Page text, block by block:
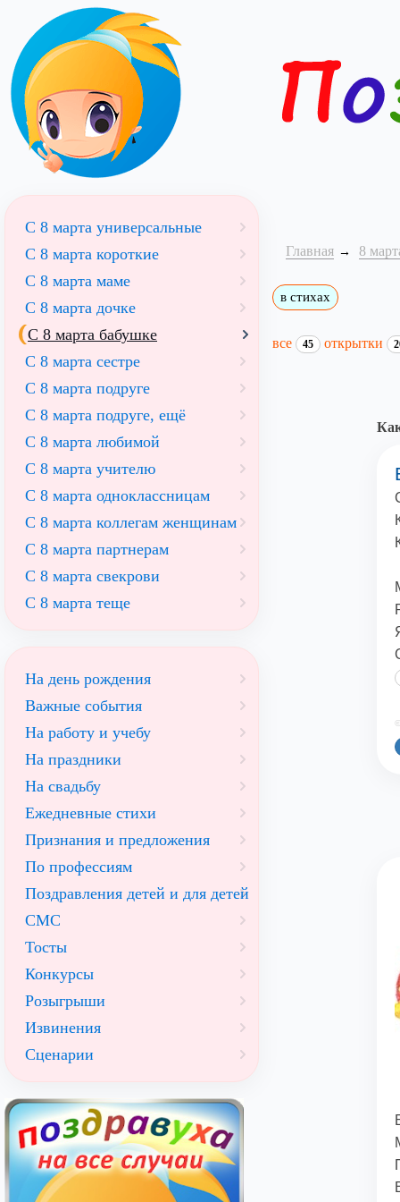
Главная 8
в стихах
все 45 открытки
С 8 марта универсальные
С 8 марта короткие
С 8 марта маме
С 8 марта дочке
С 8 марта бабушке
С 8 марта сестре
С 8 марта подруге
С 8 марта подруге, ещё
С 8 марта любимой
С 8 марта учителю
С 8 марта одноклассницам
С 8 марта коллегам женщинам
С 8 марта партнерам
С 8 марта свекрови
С 8 марта теще
На день рождения
Важные события
На работу и учебу
На праздники
На свадьбу
Ежедневные стихи
Признания и предложения
По профессиям
Поздравления детей и для детей
СМС
Тосты
Конкурсы
Розыгрыши
Извинения
Сценарии